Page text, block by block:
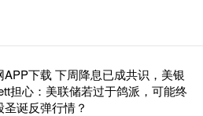
APP下载 下周降息已成共识，美银
担心：美联储若过于鸽派，可能终
圣诞反弹行情？